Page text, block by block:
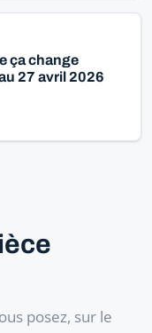
ça change
27 avril 2026
posez, sur le